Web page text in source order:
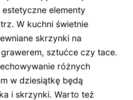
estetyczne elementy
W kuchni świetnie
skrzynki na
sztućce czy tace.
różnych
w dziesiątkę będą
i skrzynki. Warto też